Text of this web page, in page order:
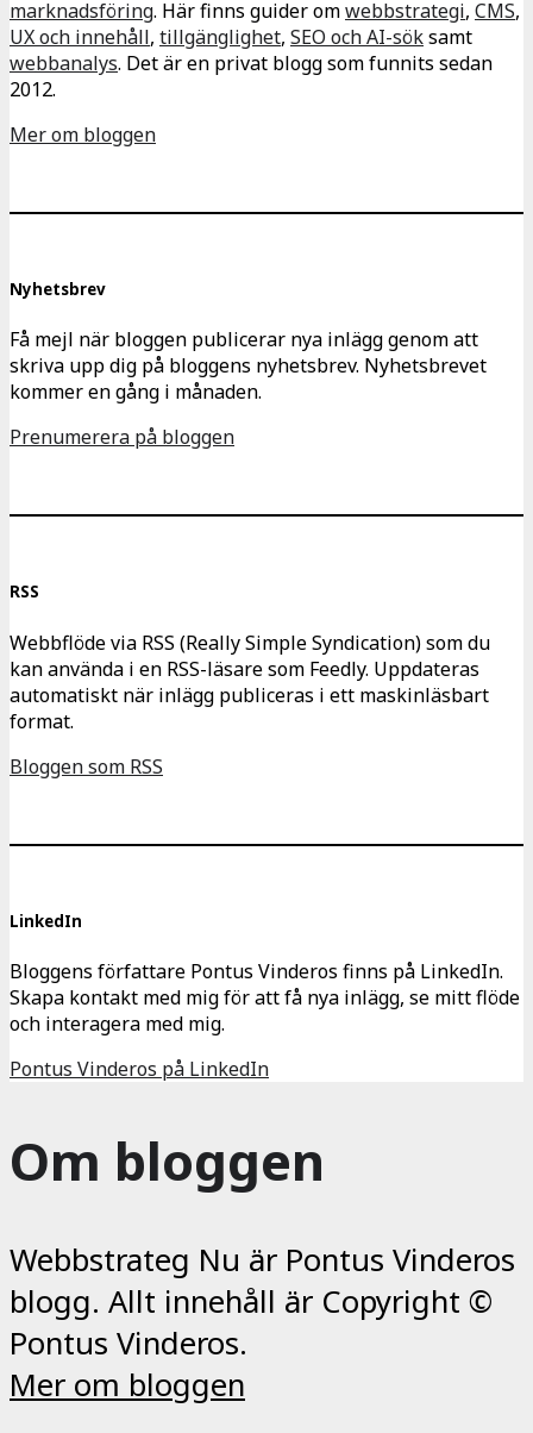
marknadsföring. Här finns guider omwebbstrategi, CMS,
UX och innehåll, tillgänglighet, SEO och AI-söksamt
webbanalys. Det är en privat blogg som funnits sedan
2012.
Mer om bloggen
Nyhetsbrev
Få mejl när bloggen publicerar nya inlägg genom att
skriva upp dig på bloggens nyhetsbrev. Nyhetsbrevet
kommer en gång i månaden.
Prenumerera på bloggen
RSS
Webbflöde via RSS (Really Simple Syndication) som du
kan använda i en RSS-läsare som Feedly. Uppdateras
automatiskt när inlägg publiceras i ett maskinläsbart
format.
Bloggen som RSS
LinkedIn
Bloggens författare Pontus Vinderos finns på LinkedIn.
Skapa kontakt med mig för att få nya inlägg, se mitt flöde
och interagera med mig.
Pontus Vinderos på LinkedIn
Om bloggen
Webbstrateg Nu är Pontus Vinderos
blogg. Allt innehåll är Copyright ©
Pontus Vinderos.
Mer om bloggen